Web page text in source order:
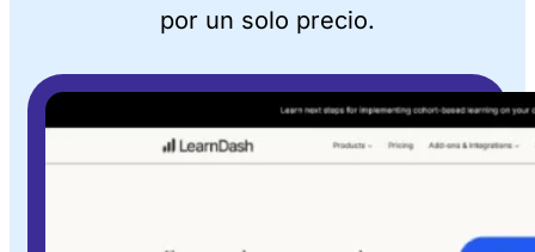
por un solo precio.